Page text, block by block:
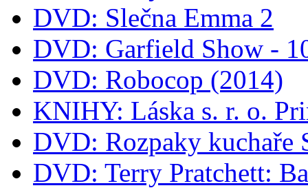
DVD: Slečna Emma 2
DVD: Garfield Show -
DVD: Robocop (2014)
KNIHY: Láska s. r. o.
DVD: Rozpaky kuchaře
DVD: Terry Pratchett: